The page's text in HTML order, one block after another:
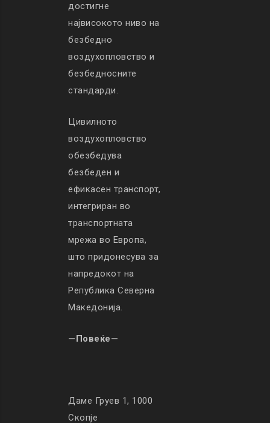
достигне
највисокото ниво на
безбедно
воздухопловство и
безбедносните
стандарди.
Цивилното
воздухопловство
обезбедува
безбеден и
ефикасен транспорт,
интегриран во
транспортната
мрежа во Европа,
што придонесува за
напредокот на
Република Северна
Македонија.
—Повеќе—
Даме Груев 1, 1000
Скопје